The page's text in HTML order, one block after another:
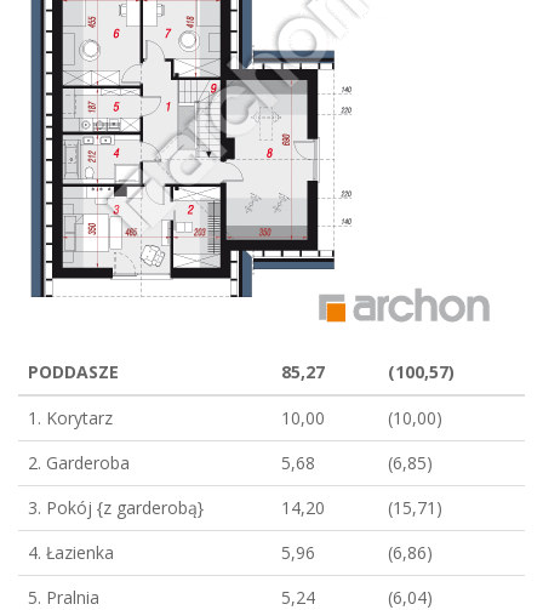
PODDASZE 85,27
(100,57)
1. Korytarz
10,00
(10,00)
2. Garderoba
5,68
(6,85)
3. Pokój {z garderobą}
14,20
(15,71)
4. Łazienka
5,96
(6,86)
5. Pralnia
5,24
(6,04)